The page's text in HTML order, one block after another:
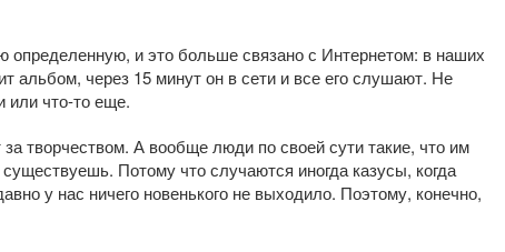
и это больше связано с Интернетом: в наших
альбом, через 15 минут он в сети и все его слушают. Не
или что-то еще.
творчеством. А вообще люди по своей сути такие, что им
Потому что случаются иногда казусы, когда
у нас ничего новенького не выходило. Поэтому, конечно,